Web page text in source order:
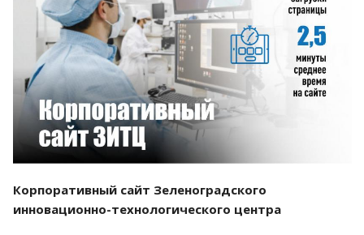
Смотреть проект
Корпоративный сайт Зеленоградского
инновационно-технологического центра